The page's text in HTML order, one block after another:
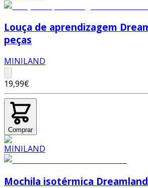
Louça de aprendizagem
peças
MINILAND
19,99€
Comprar
Mochila isotérmica Dreamland